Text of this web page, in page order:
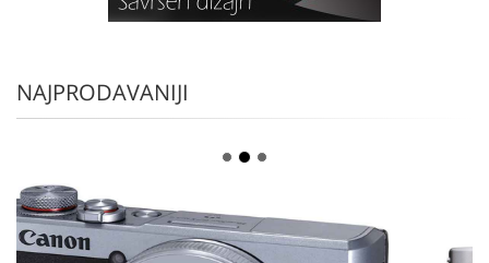
NAJPRODAVANIJI